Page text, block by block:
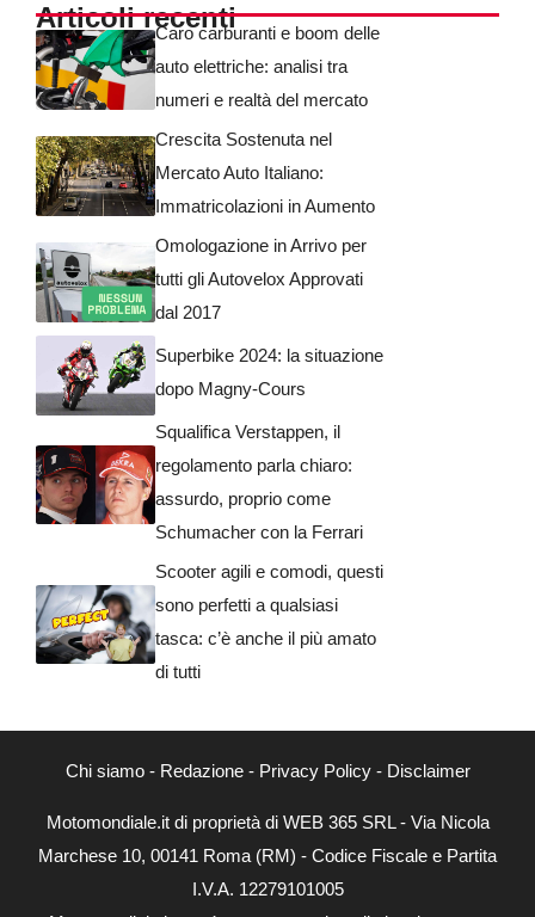
Articoli recentiCaro carburanti e boom delle
auto elettriche: analisi tra
numeri e realtà del mercato
Crescita Sostenuta nel
Mercato Auto Italiano:
Immatricolazioni in Aumento
Omologazione in Arrivo per
tutti gli Autovelox Approvati
dal 2017
Superbike 2024: la situazione
dopo Magny-Cours
Squalifica Verstappen, il
regolamento parla chiaro:
assurdo, proprio come
Schumacher con la Ferrari
Scooter agili e comodi, questi
sono perfetti a qualsiasi
tasca: c’è anche il più amato
di tutti
Chi siamo- Redazione- Privacy Policy- Disclaimer
Motomondiale.it di proprietà di WEB 365 SRL - Via Nicola
Marchese 10, 00141 Roma (RM) - Codice Fiscale e Partita
I.V.A. 12279101005